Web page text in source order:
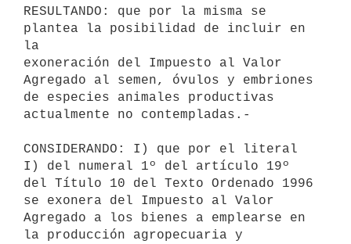
RESULTANDO: que por la misma se
plantea la posibilidad de incluir en
la
exoneración del Impuesto al Valor
Agregado al semen, óvulos y embriones
de especies animales productivas
actualmente no contempladas.-
CONSIDERANDO: I) que por el literal
I) del numeral 1º del artículo 19º
del Título 10 del Texto Ordenado 1996
se exonera del Impuesto al Valor
Agregado a los bienes a emplearse en
la producción agropecuaria y